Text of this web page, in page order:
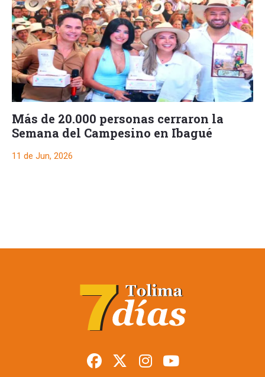
Más de 20.000 personas cerraron la
Semana del Campesino en Ibagué
11 de Jun, 2026
personas cerraron la
Semana del
Campesino en Ibagué